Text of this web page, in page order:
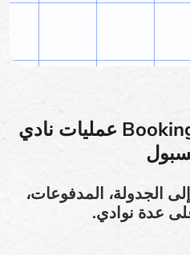
كيف تدعم Booking Ninjas عمليات نادي
الجدولة، المدفوعات،
عدة نوادي.